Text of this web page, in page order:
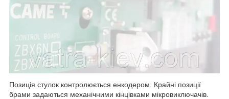
Позиція стулок контролюється енкодером. Крайні позиції
брами задаються механічними кінцівками мікровиключачів.